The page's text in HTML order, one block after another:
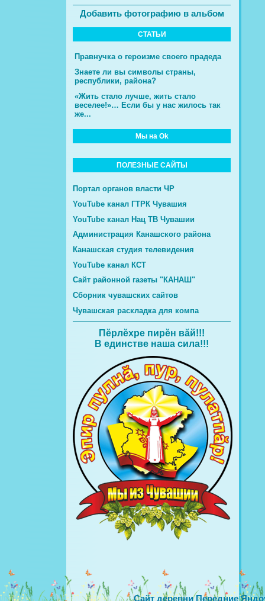
Добавить фотографию в альбом
СТАТЬИ
Правнучка о героизме своего прадеда
Знаете ли вы символы страны,
республики, района?
«Жить стало лучше, жить стало
веселее!»… Если бы у нас жилось так
же...
Мы на Ok
ПОЛЕЗНЫЕ САЙТЫ
Портал органов власти ЧР
YouTube канал ГТРК Чувашия
YouTube канал Нац ТВ Чувашии
Администрация Канашского района
Канашская студия телевидения
YouTube канал КСТ
Сайт районной газеты "КАНАШ"
Сборник чувашских сайтов
Чувашская раскладка для компа
Пĕрлĕхре пирĕн вăй!!!
В единстве наша сила!!!
Сайт деревни Передние